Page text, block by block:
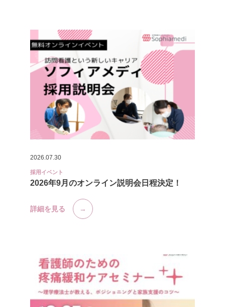
2026.07.30
採用イベント
2026年9月のオンライン説明会日程決定！
詳細を見る